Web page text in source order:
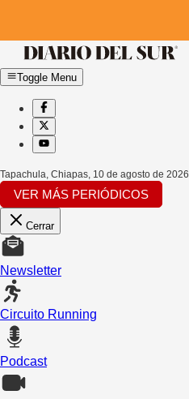
Toggle Menu
Tapachula, Chiapas, 10 de agosto de 2026
VER MÁS PERIÓDICOS
Cerrar
Newsletter
Circuito Running
Podcast